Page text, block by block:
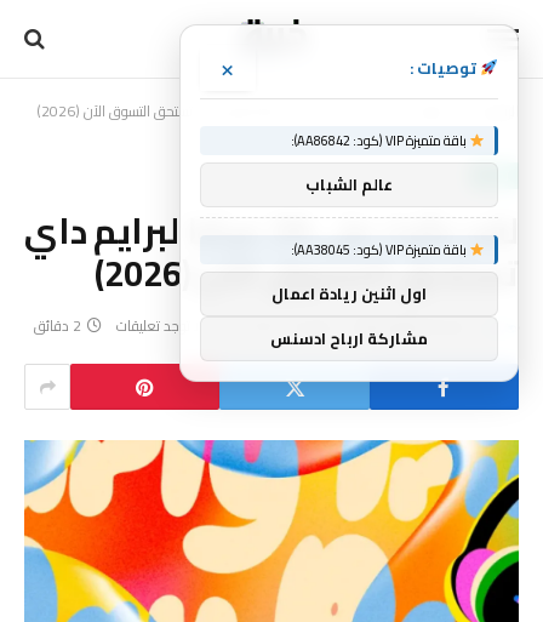
لقد عثرت على 29 عرضًا لبرايم داي
تستحق التسوق الآن (2026)
فريق خبرة لا توجد تعليقات 2 دقائق
توصيات : ×
باقة متميزة VIP (كود: AA86842):
عالم الشباب
باقة متميزة VIP (كود: AA38045):
اول اثنين ريادة اعمال
مشاركة ارباح ادسنس